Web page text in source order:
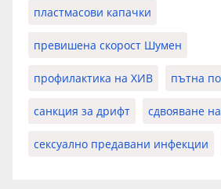
пластмасови капачки
превишена скорост Шумен
профилактика на ХИВ пътна
санкция за дрифт сдвояване
сексуално предавани инфекции